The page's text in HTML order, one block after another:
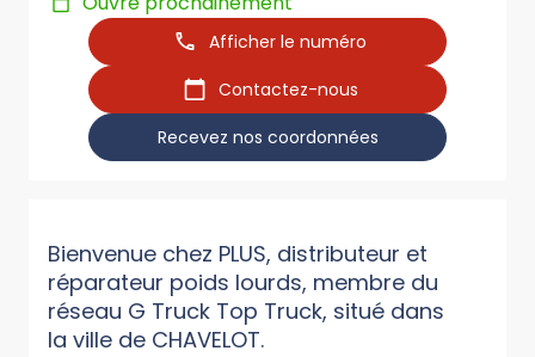
Afficher le numéro
Contactez-nous
Recevez nos coordonnées
Bienvenue chez PLUS, distributeur et
réparateur poids lourds, membre du
réseau G Truck Top Truck, situé dans
la ville de CHAVELOT.